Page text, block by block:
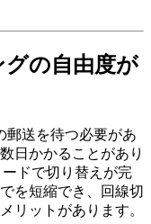
の自由度が
郵送を待つ必要があ
日かかることがあり
ドで切り替えが完
を短縮でき、回線切
リットがあります。